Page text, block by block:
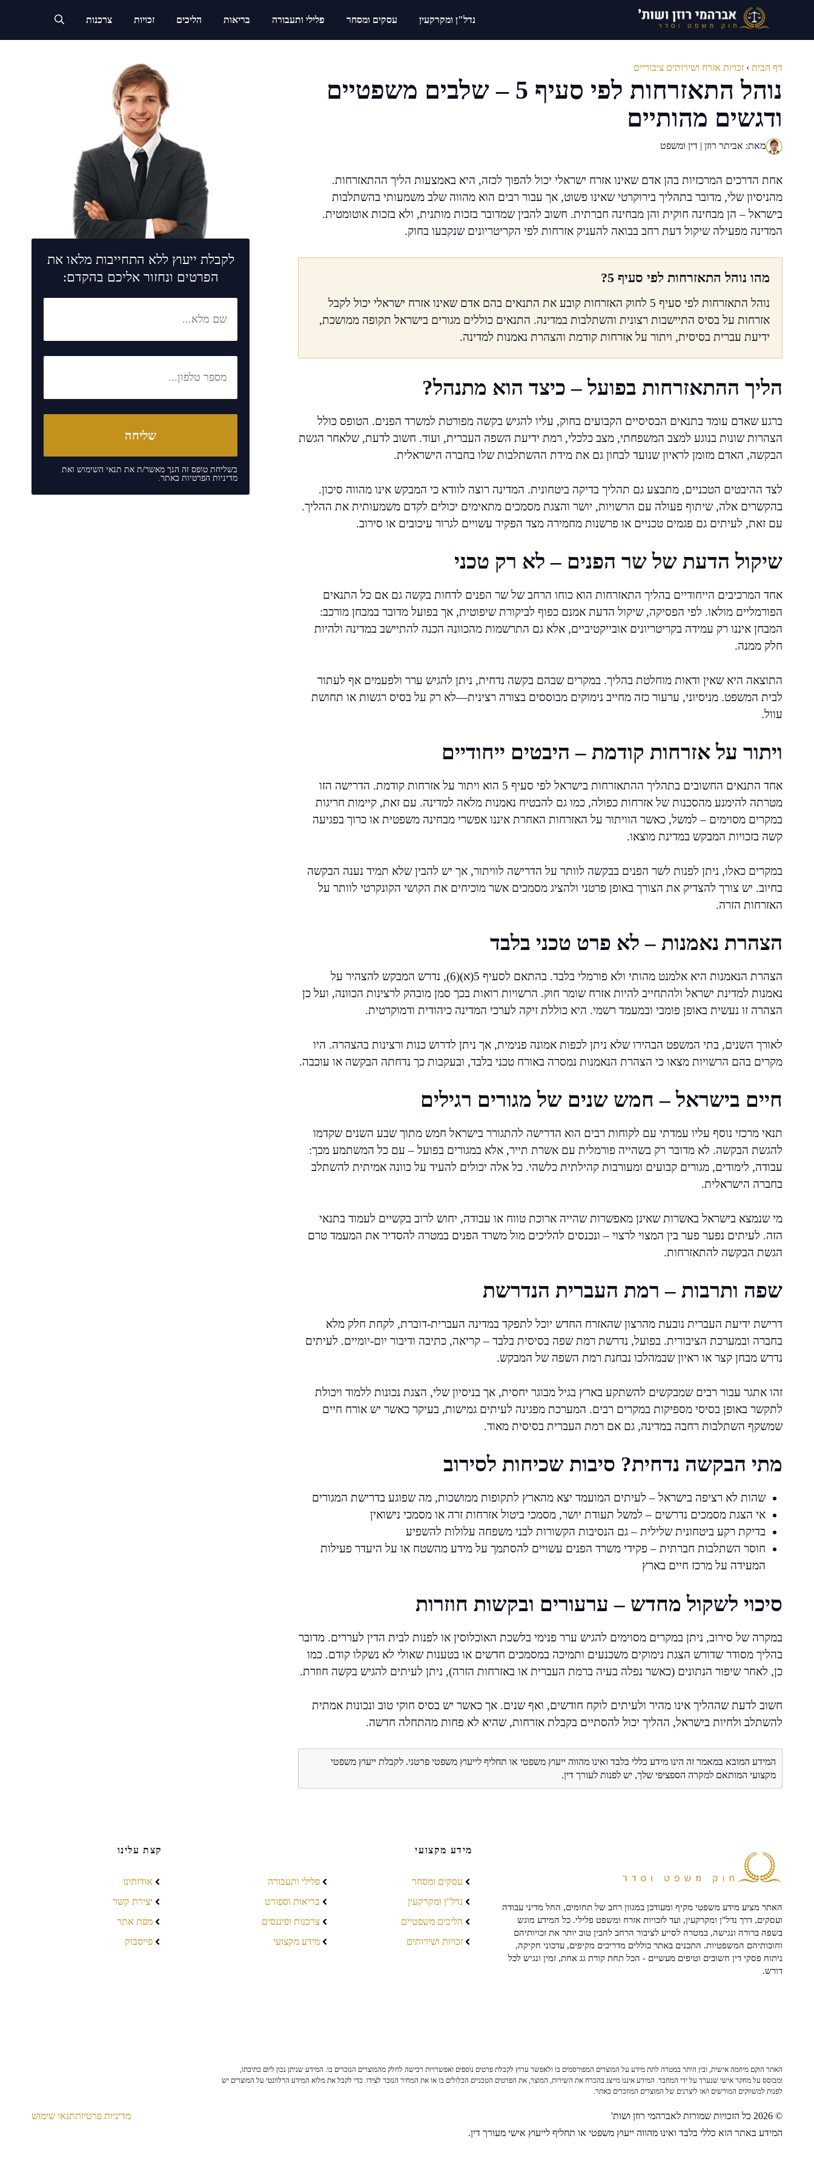
נדל"ן ומקרקעין עסקים ומסחר פלילי ותעבורה בריאות הליכים זכויות צרכנות
דף הבית › זכויות אזרח ושירותים ציבוריים
נוהל התאזרחות לפי סעיף 5 – שלבים משפטיים
ודגשים מהותיים
מאת: אביתר רוזן | דין ומשפט
אחת הדרכים המרכזיות בהן אדם שאינו אזרח ישראלי יכול להפוך לכזה, היא באמצעות הליך ההתאזרחות.
מהניסיון שלי, מדובר בתהליך בירוקרטי שאינו פשוט, אך עבור רבים הוא מהווה שלב משמעותי בהשתלבות
בישראל – הן מבחינה חוקית והן מבחינה חברתית. חשוב להבין שמדובר בזכות מותנית, ולא בזכות אוטומטית.
המדינה מפעילה שיקול דעת רחב בבואה להעניק אזרחות לפי הקריטריונים שנקבעו בחוק.
מהו נוהל התאזרחות לפי סעיף 5?
נוהל התאזרחות לפי סעיף 5 לחוק האזרחות קובע את התנאים בהם אדם שאינו אזרח ישראלי יכול לקבל
אזרחות על בסיס התיישבות רצונית והשתלבות במדינה. התנאים כוללים מגורים בישראל תקופה ממושכת,
ידיעת עברית בסיסית, ויתור על אזרחות קודמת והצהרת נאמנות למדינה.
הליך ההתאזרחות בפועל – כיצד הוא מתנהל?
ברגע שאדם עומד בתנאים הבסיסיים הקבועים בחוק, עליו להגיש בקשה מפורטת למשרד הפנים. הטופס כולל
הצהרות שונות בנוגע למצב המשפחתי, מצב כלכלי, רמת ידיעת השפה העברית, ועוד. חשוב לדעת, שלאחר הגשת
הבקשה, האדם מזומן לראיון שנועד לבחון גם את מידת ההשתלבות שלו בחברה הישראלית.
לצד ההיבטים הטכניים, מתבצע גם תהליך בדיקה ביטחונית. המדינה רוצה לוודא כי המבקש אינו מהווה סיכון.
בהקשרים אלה, שיתוף פעולה עם הרשויות, יושר והצגת מסמכים מתאימים יכולים לקדם משמעותית את ההליך.
עם זאת, לעיתים גם פגמים טכניים או פרשנות מחמירה מצד הפקיד עשויים לגרור עיכובים או סירוב.
שיקול הדעת של שר הפנים – לא רק טכני
אחד המרכיבים הייחודיים בהליך התאזרחות הוא כוחו הרחב של שר הפנים לדחות בקשה גם אם כל התנאים
הפורמליים מולאו. לפי הפסיקה, שיקול הדעת אמנם כפוף לביקורת שיפוטית, אך בפועל מדובר במבחן מורכב:
המבחן איננו רק עמידה בקריטריונים אובייקטיביים, אלא גם התרשמות מהכוונה הכנה להתיישב במדינה ולהיות
חלק ממנה.
התוצאה היא שאין ודאות מוחלטת בהליך. במקרים שבהם בקשה נדחית, ניתן להגיש ערר ולפעמים אף לעתור
לבית המשפט. מניסיוני, ערעור כזה מחייב נימוקים מבוססים בצורה רצינית—לא רק על בסיס רגשות או תחושת
עוול.
ויתור על אזרחות קודמת – היבטים ייחודיים
אחד התנאים החשובים בתהליך ההתאזרחות בישראל לפי סעיף 5 הוא ויתור על אזרחות קודמת. הדרישה הזו
מטרתה להימנע מהסכנות של אזרחות כפולה, כמו גם להבטיח נאמנות מלאה למדינה. עם זאת, קיימות חריגות
במקרים מסוימים – למשל, כאשר הוויתור על האזרחות האחרת איננו אפשרי מבחינה משפטית או כרוך בפגיעה
קשה בזכויות המבקש במדינת מוצאו.
במקרים כאלו, ניתן לפנות לשר הפנים בבקשה לוותר על הדרישה לוויתור, אך יש להבין שלא תמיד נענה הבקשה
בחיוב. יש צורך להצדיק את הצורך באופן פרטני ולהציג מסמכים אשר מוכיחים את הקושי הקונקרטי לוותר על
האזרחות הזרה.
הצהרת נאמנות – לא פרט טכני בלבד
הצהרת הנאמנות היא אלמנט מהותי ולא פורמלי בלבד. בהתאם לסעיף 5(א)(6), נדרש המבקש להצהיר על
נאמנות למדינת ישראל ולהתחייב להיות אזרח שומר חוק. הרשויות רואות בכך סמן מובהק לרצינות הכוונה, ועל כן
הצהרה זו נעשית באופן פומבי ובמעמד רשמי. היא כוללת זיקה לערכי המדינה כיהודית ודמוקרטית.
לאורך השנים, בתי המשפט הבהירו שלא ניתן לכפות אמונה פנימית, אך ניתן לדרוש כנות ורצינות בהצהרה. היו
מקרים בהם הרשויות מצאו כי הצהרת הנאמנות נמסרה באורח טכני בלבד, ובעקבות כך נדחתה הבקשה או עוכבה.
חיים בישראל – חמש שנים של מגורים רגילים
תנאי מרכזי נוסף עליו עמדתי עם לקוחות רבים הוא הדרישה להתגורר בישראל חמש מתוך שבע השנים שקדמו
להגשת הבקשה. לא מדובר רק בשהייה פורמלית עם אשרת תייר, אלא במגורים בפועל – עם כל המשתמע מכך:
עבודה, לימודים, מגורים קבועים ומעורבות קהילתית כלשהי. כל אלה יכולים להעיד על כוונה אמיתית להשתלב
בחברה הישראלית.
מי שנמצא בישראל באשרות שאינן מאפשרות שהייה ארוכת טווח או עבודה, יחוש לרוב בקשיים לעמוד בתנאי
הזה. לעיתים נפער פער בין המצוי לרצוי – ונכנסים להליכים מול משרד הפנים במטרה להסדיר את המעמד טרם
הגשת הבקשה להתאזרחות.
שפה ותרבות – רמת העברית הנדרשת
דרישת ידיעת העברית נובעת מהרצון שהאזרח החדש יוכל לתפקד במדינה העברית-דוברת, לקחת חלק מלא
בחברה ובמערכת הציבורית. בפועל, נדרשת רמת שפה בסיסית בלבד – קריאה, כתיבה ודיבור יום-יומיים. לעיתים
נדרש מבחן קצר או ראיון שבמהלכו נבחנת רמת השפה של המבקש.
זהו אתגר עבור רבים שמבקשים להשתקע בארץ בגיל מבוגר יחסית, אך בניסיון שלי, הצגת נכונות ללמוד ויכולת
לתקשר באופן בסיסי מספיקות במקרים רבים. המערכת מפגינה לעיתים גמישות, בעיקר כאשר יש אורח חיים
שמשקף השתלבות רחבה במדינה, גם אם רמת העברית בסיסית מאוד.
מתי הבקשה נדחית? סיבות שכיחות לסירוב
שהות לא רציפה בישראל – לעיתים המועמד יצא מהארץ לתקופות ממושכות, מה שפוגע בדרישת המגורים
אי הצגת מסמכים נדרשים – למשל תעודת יושר, מסמכי ביטול אזרחות זרה או מסמכי נישואין
בדיקת רקע ביטחונית שלילית – גם הנסיבות הקשורות לבני משפחה עלולות להשפיע
חוסר השתלבות חברתית – פקידי משרד הפנים עשויים להסתמך על מידע מהשטח או על היעדר פעילות
המעידה על מרכז חיים בארץ
סיכוי לשקול מחדש – ערעורים ובקשות חוזרות
במקרה של סירוב, ניתן במקרים מסוימים להגיש ערר פנימי בלשכת האוכלוסין או לפנות לבית הדין לעררים. מדובר
בהליך מסודר שדורש הצגת נימוקים משכנעים ותמיכה במסמכים חדשים או בטענות שאולי לא נשקלו קודם. כמו
כן, לאחר שיפור הנתונים (כאשר נפלה בעיה ברמת העברית או באזרחות הזרה), ניתן לעיתים להגיש בקשה חוזרת.
חשוב לדעת שההליך אינו מהיר ולעיתים לוקח חודשים, ואף שנים. אך כאשר יש בסיס חוקי טוב ונכונות אמתית
להשתלב ולחיות בישראל, ההליך יכול להסתיים בקבלת אזרחות, שהיא לא פחות מהתחלה חדשה.
המידע המובא במאמר זה הינו מידע כללי בלבד ואינו מהווה ייעוץ משפטי או תחליף לייעוץ משפטי פרטני. לקבלת ייעוץ משפטי
מקצועי המותאם למקרה הספציפי שלך, יש לפנות לעורך דין.
לקבלת ייעוץ ללא התחייבות מלאו את
הפרטים ונחזור אליכם בהקדם:
בשליחת טופס זה הנך מאשר/ת את תנאי השימושואת
מדיניות הפרטיותבאתר.
האתר מציע מידע משפטי מקיף ומעודכן במגוון רחב של תחומים, החל מדיני עבודה
ועסקים, דרך נדל"ן ומקרקעין, ועד לזכויות אזרח ומשפט פלילי. כל המידע מוגש
בשפה ברורה ונגישה, במטרה לסייע לציבור הרחב להבין טוב יותר את זכויותיהם
וחובותיהם המשפטיות. התכנים באתר כוללים מדריכים מקיפים, עדכוני חקיקה,
ניתוח פסקי דין חשובים וטיפים מעשיים - הכל תחת קורת גג אחת, זמין ונגיש לכל
דורש.
מידע מקצועי
עסקים ומסחר
נדל"ן ומקרקעין
הליכים משפטיים
זכויות ושירותים
פלילי ותעבורה
בריאות וספורט
צרכנות ופיננסים
מידע מקצועי
קצת עלינו
אודותינו
יצירת קשר
מפת אתר
פייסבוק
האתר הוקם מיוזמה אישית, ובין היתר במטרה לתת מידע על המוצרים המפורסמים בו ולאפשר ערוץ לקבלת פרטים נוספים ואפשרויות רכישה לחלק מהמוצרים הנזכרים בו. המידע שניתן נכון ליום כתיבתו,
ומבוסס על מחקר אישי שנערך על ידי המחבר. המידע איננו מייצג בהכרח את השירות, המוצר, את הפרטים הטכניים הכלולים בו או את המחיר הנזכר לצידו. כדי לקבל את מלוא המידע הרלוונטי על המוצרים יש
לפנות למשווקים המורשים ו/או ליצרנים של המוצרים המוזכרים באתר.
© 2026 כל הזכויות שמורות לאברהמי רוזן ושות'
המידע באתר הוא כללי בלבד ואינו מהווה ייעוץ משפטי או תחליף לייעוץ אישי מעורך דין.
מדיניות פרטיותתנאי שימוש